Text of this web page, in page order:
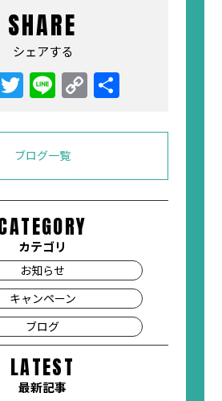
SHARE
シェアする
ブログ一覧
カテゴリ
お知らせ
キャンペーン
ブログ
LATEST
最新記事